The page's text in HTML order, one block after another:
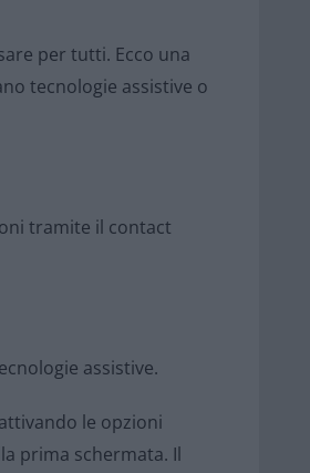
per tutti. Ecco una
tecnologie assistive o
tramite il contact
assistive.
le opzioni
prima schermata. Il